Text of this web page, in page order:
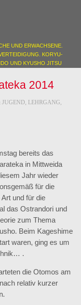
UND ERWACHSENE.
KORYU-
UND KYUSHO JITSU
2014
JUGEND, LEHRGANG,
bereits das
in Mittweida
Jahr wieder
für die
und für die
das Ostrandori und
zum Thema
Beim Kageshime
waren, ging es um
.
die Otomos am
relativ kurzer